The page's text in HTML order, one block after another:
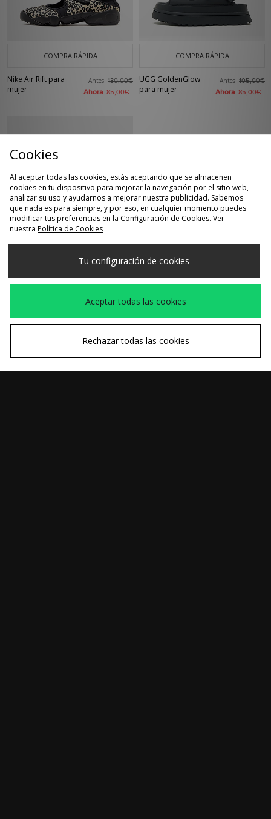
COMPRA RÁPIDA
Nike Air Rift para
mujer
Antes130,00€
Ahora 85,00€
COMPRA RÁPIDA
UGG GoldenGlow
para mujer
Antes105,00€
Ahora 85,00€
COMPRA RÁPIDA
Ahora35,00€
Ver la Web completa size?
Descárgate nuestra app
Cookies
Al aceptar todas las cookies, estás aceptando que se almacenen
cookies en tu dispositivo para mejorar la navegación por el sitio web,
analizar su uso y ayudarnos a mejorar nuestra publicidad. Sabemos
que nada es para siempre, y por eso, en cualquier momento puedes
modificar tus preferencias en la Configuración de Cookies. Ver
nuestra Política de Cookies
Tu configuración de cookies
Aceptar todas las cookies
Rechazar todas las cookies